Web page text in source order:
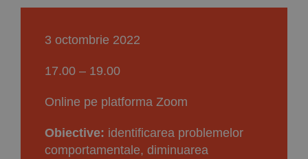
3 octombrie 2022
17.00 – 19.00
Online pe platforma Zoom
Obiective: identificarea problemelor
comportamentale, diminuarea